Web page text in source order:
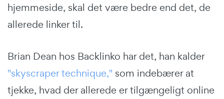
hjemmeside, skal det være bedre end det, de
allerede linker til.
Brian Dean hos Backlinko har det, han kalder
"skyscraper technique," som indebærer at
tjekke, hvad der allerede er tilgængeligt online